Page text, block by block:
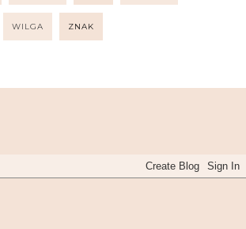
WILGA ZNAK